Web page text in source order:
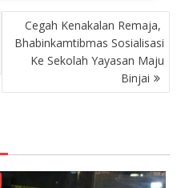
Cegah Kenakalan Remaja,
Bhabinkamtibmas Sosialisasi
Ke Sekolah Yayasan Maju
Binjai